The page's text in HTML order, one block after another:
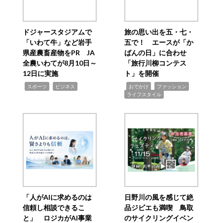
ドジャースタジアムで
「いわて牛」など岩手
県産農畜産物をPR JA
全農いわてが8月10日～
12日に実施
スポーツ ビジネス
旅の思い出を五・七・
五で！ エースが「か
ばんの日」に合わせ
「旅行川柳コンテス
ト」を開催
おでかけ ファッション
ライフスタイル
「人がAIに求めるのは
信頼し相談できるこ
と」 ロジカがAI事業
日野川の風を感じて絶
品ジビエも満喫 鳥取
のサイクリングイベン